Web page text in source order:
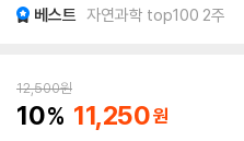
베스트 자연과학 top100 2주
12,500원
10 11,250